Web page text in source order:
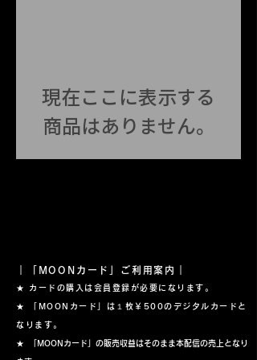
現在ここに表示する
商品はありません。
｜「MOONカード」ご利用案内｜
★ カードの購入は会員登録が必要になります。
★ 「MOONカード」は１枚 ￥500のデジタルカードと
なります。
★ 「MOONカード」の販売収益はそのまま本配信の売上となり